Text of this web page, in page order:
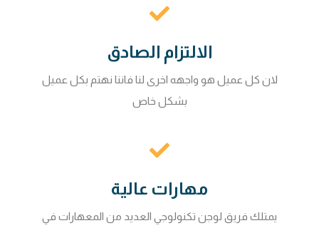
الالتزام الصادق
لان كل عميل هو واجهه اخرى لنا فاننا نهتم بكل عميل
بشكل خاص
مهارات عالية
يمتلك فريق لوجن تكنولوجي العديد من المعهارات في